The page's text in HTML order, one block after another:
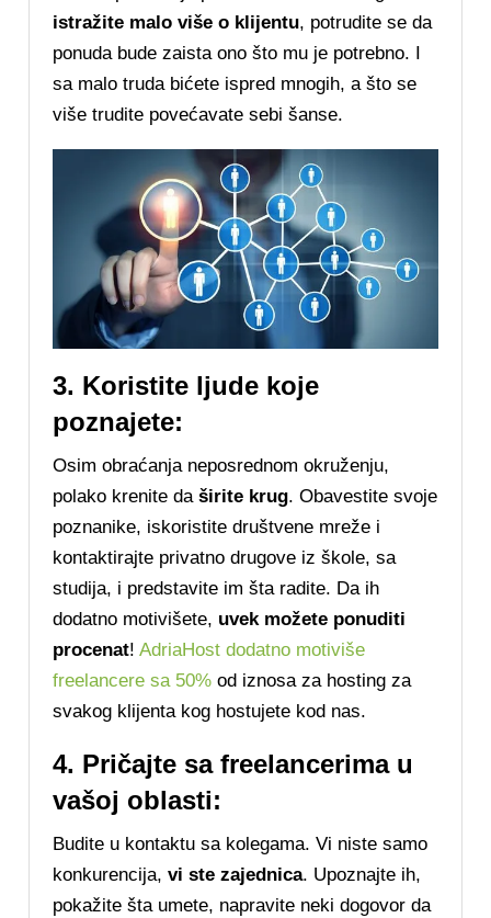
istražite malo više o klijentu, potrudite se da
ponuda bude zaista ono što mu je potrebno. I
sa malo truda bićete ispred mnogih, a što se
više trudite povećavate sebi šanse.
3. Koristite ljude koje
poznajete:
Osim obraćanja neposrednom okruženju,
polako krenite daširite krug. Obavestite svoje
poznanike, iskoristite društvene mreže i
kontaktirajte privatno drugove iz škole, sa
studija, i predstavite im šta radite. Da ih
dodatno motivišete, uvek možete ponuditi
procenat!AdriaHost dodatno motiviše
freelancere sa 50% od iznosa za hosting za
svakog klijenta kog hostujete kod nas.
4. Pričajte sa freelancerima u
vašoj oblasti:
Budite u kontaktu sa kolegama. Vi niste samo
konkurencija,vi ste zajednica. Upoznajte ih,
pokažite šta umete, napravite neki dogovor da